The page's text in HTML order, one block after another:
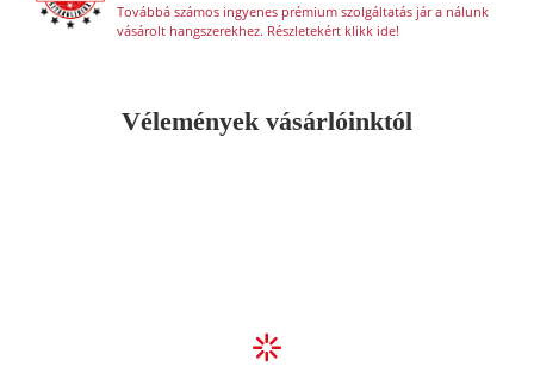
Továbbá számos ingyenes prémium szolgáltatás jár a nálunk
vásárolt hangszerekhez. Részletekért klikk ide!
Vélemények vásárlóinktól